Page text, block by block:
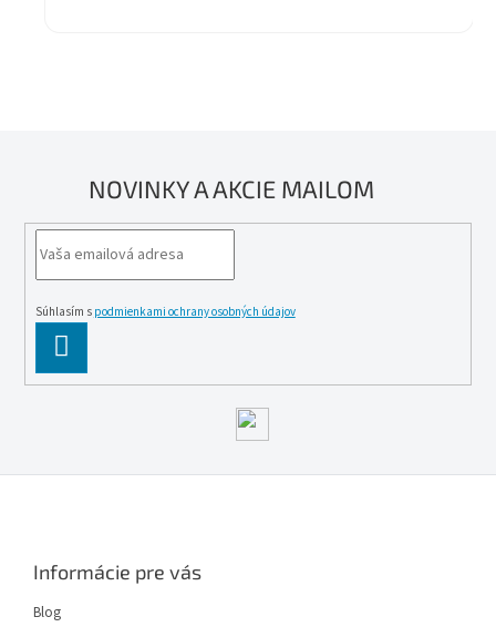
NOVINKY A AKCIE MAILOM
Súhlasím s podmienkami ochrany osobných údajov
SE
Informácie pre vás
Blog